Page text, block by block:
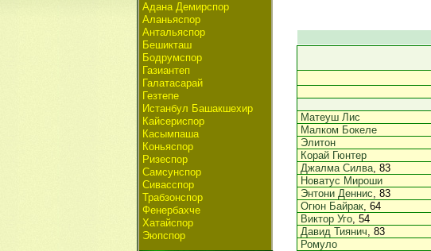
Адана Демирспор
Аланьяспор
Антальяспор
Бешикташ
Бодрумспор
Газиантеп
Галатасарай
Гезтепе
Истанбул Башакшехир
Кайсериспор
Касымпаша
Коньяспор
Ризеспор
Самсунспор
Сивасспор
Трабзонспор
Фенербахче
Хатайспор
Эюпспор
Матеуш Лис
Малком Бокеле
Элитон
Корай Гюнтер
Джалма Силва, 83
Новатус Мироши
Энтони Деннис, 83
Огюн Байрак, 64
Виктор Уго, 54
Давид Тиянич, 83
Ромуло